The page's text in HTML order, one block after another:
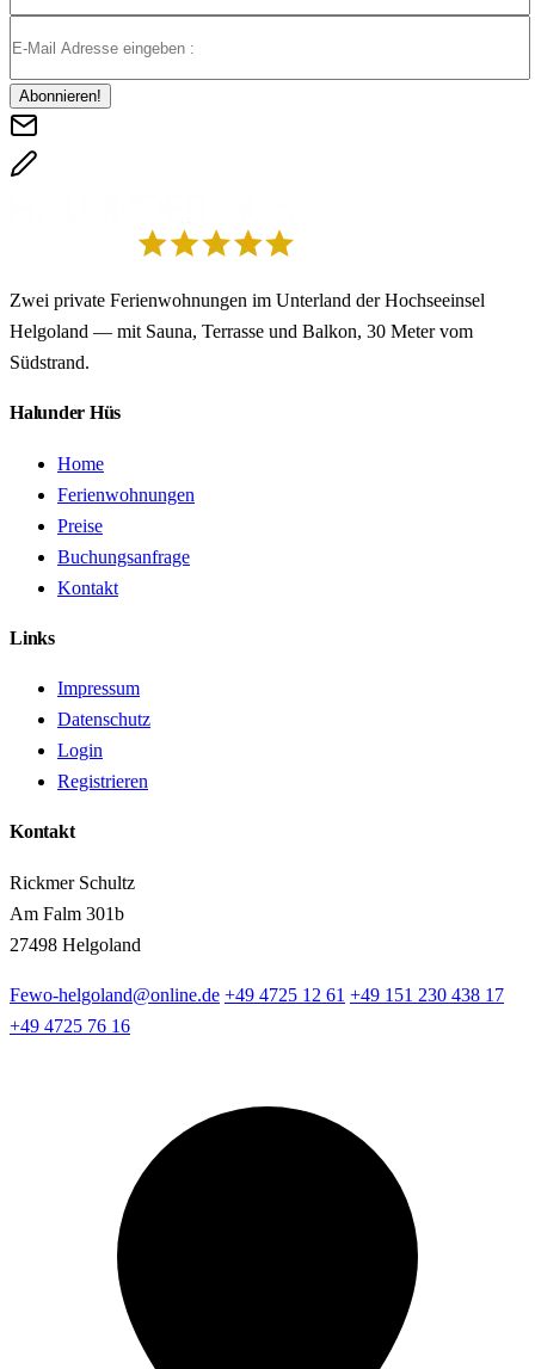
Abonnieren!
Zwei private Ferienwohnungen im Unterland der Hochseeinsel
Helgoland — mit Sauna, Terrasse und Balkon, 30 Meter vom
Südstrand.
Halunder Hüs
Home
Ferienwohnungen
Preise
Buchungsanfrage
Kontakt
Links
Impressum
Datenschutz
Login
Registrieren
Kontakt
Rickmer Schultz
Am Falm 301b
27498 Helgoland
Fewo-helgoland@online.de +49 4725 12 61 +49 151 230 438 17
+49 4725 76 16